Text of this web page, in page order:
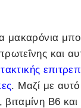
μακαρόνια
και
τακτικής
. Μαζί με
Β6 και